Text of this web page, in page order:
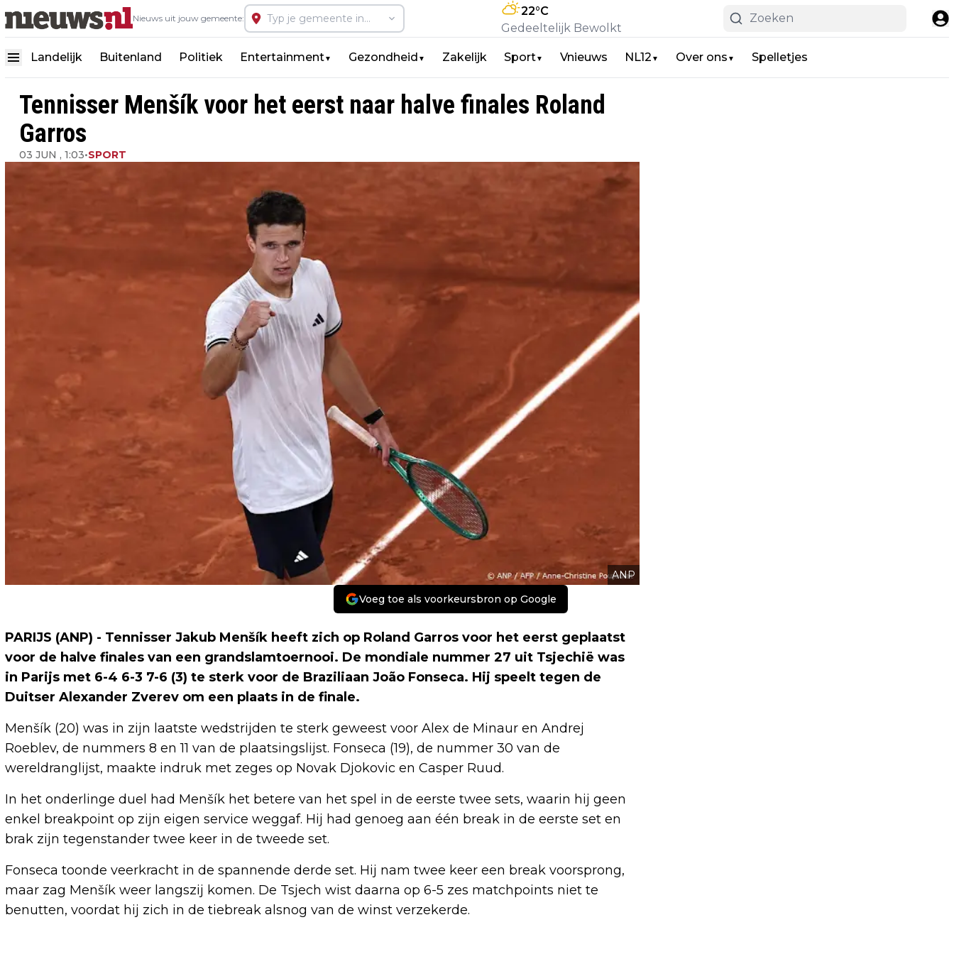
Nieuws uit jouw gemeente:
22°C
Gedeeltelijk Bewolkt
Landelijk Buitenland Politiek Entertainment▼ Gezondheid ▼ Zakelijk Sport▼ Vnieuws NL12 ▼ Over ons ▼ Spelletjes
Tennisser Menšík voor het eerst naar halve finales Roland
Garros
03 JUN , 1:03•SPORT
ANP
Voeg toe als voorkeursbron op Google
PARIJS (ANP) - Tennisser Jakub Menšík heeft zich op Roland Garros voor het eerst geplaatst
voor de halve finales van een grandslamtoernooi. De mondiale nummer 27 uit Tsjechië was
in Parijs met 6-4 6-3 7-6 (3) te sterk voor de Braziliaan João Fonseca. Hij speelt tegen de
Duitser Alexander Zverev om een plaats in de finale.
Menšík (20) was in zijn laatste wedstrijden te sterk geweest voor Alex de Minaur en Andrej
Roeblev, de nummers 8 en 11 van de plaatsingslijst. Fonseca (19), de nummer 30 van de
wereldranglijst, maakte indruk met zeges op Novak Djokovic en Casper Ruud.
In het onderlinge duel had Menšík het betere van het spel in de eerste twee sets, waarin hij geen
enkel breakpoint op zijn eigen service weggaf. Hij had genoeg aan één break in de eerste set en
brak zijn tegenstander twee keer in de tweede set.
Fonseca toonde veerkracht in de spannende derde set. Hij nam twee keer een break voorsprong,
maar zag Menšík weer langszij komen. De Tsjech wist daarna op 6-5 zes matchpoints niet te
benutten, voordat hij zich in de tiebreak alsnog van de winst verzekerde.